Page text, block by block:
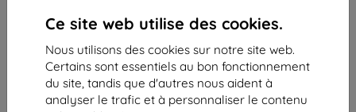
Ce site web utilise des cookies.
Nous utilisons des cookies sur notre site web.
Certains sont essentiels au bon fonctionnement
du site, tandis que d'autres nous aident à
analyser le trafic et à personnaliser le contenu
Samsung Galaxy Tab Active 3
21,52 €
En stock > 5 pièces
15,90 €
14,32 €
En stock 4 pièces